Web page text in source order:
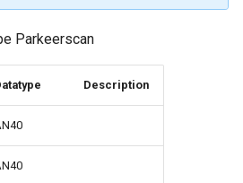
Parkeerscan
Description